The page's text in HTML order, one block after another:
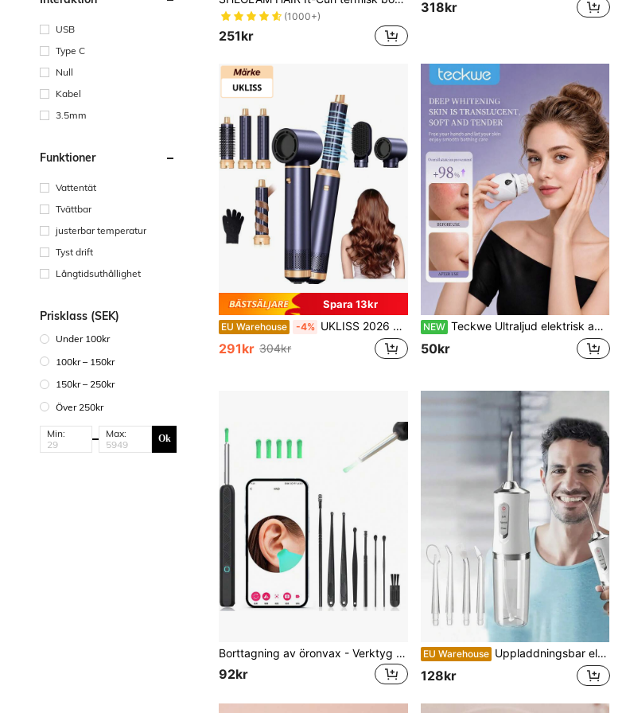
USB
Type C
Null
Kabel
3.5mm
Funktioner
Vattentät
Tvättbar
justerbar temperatur
Tyst drift
Långtidsuthållighet
Prisklass (SEK)
Under 100kr
100kr – 150kr
150kr – 250kr
Över 250kr
Min: Max: Ok
(1000+)
251kr
318kr
Spara 13kr
EU Warehouse -4% UKLISS 2026 Uppgraderad 5-i-1 multifunktionell hårstylare, inkluderar uträtning, lockning och fönning allt-i-ett, lämplig för lockning och uträtning hemma, resor och som present
291kr 304kr
NEW Teckwe Ultraljud elektrisk ansiktsrengörare, trådlös vattentät ansiktsrengörare i silikon, ansiktsborste, massage- och skönhetsverktyg med inbyggt 300mAh batteri
50kr
Borttagning av öronvax - Verktyg för borttagning av öronvax med 8 delar - Hörselgångsrengörare med HD-kamera - Öronrengöringskit med 6 öronskedar - 130mAh laddningsbar öronkamera för iOS och Android
92kr
EU Warehouse Uppladdningsbar elektrisk tandtråd, 4 reservhuvuden - Bärbar munrengörare, Unisex - Effektiv vattentandtråd
128kr